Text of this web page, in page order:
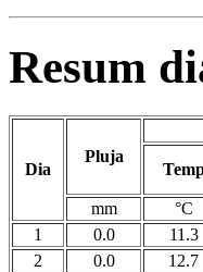
Resum
Dia
Pluja
mm °C
1
0.0 11.3
2
0.0 12.7